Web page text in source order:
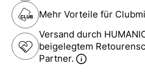
Mehr Vorteile für
Versand durch
beigelegtem
Partner.